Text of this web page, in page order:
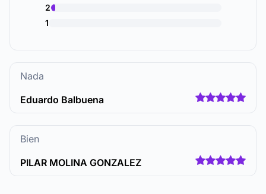
2
1
Nada
Eduardo Balbuena
Bien
PILAR MOLINA GONZALEZ